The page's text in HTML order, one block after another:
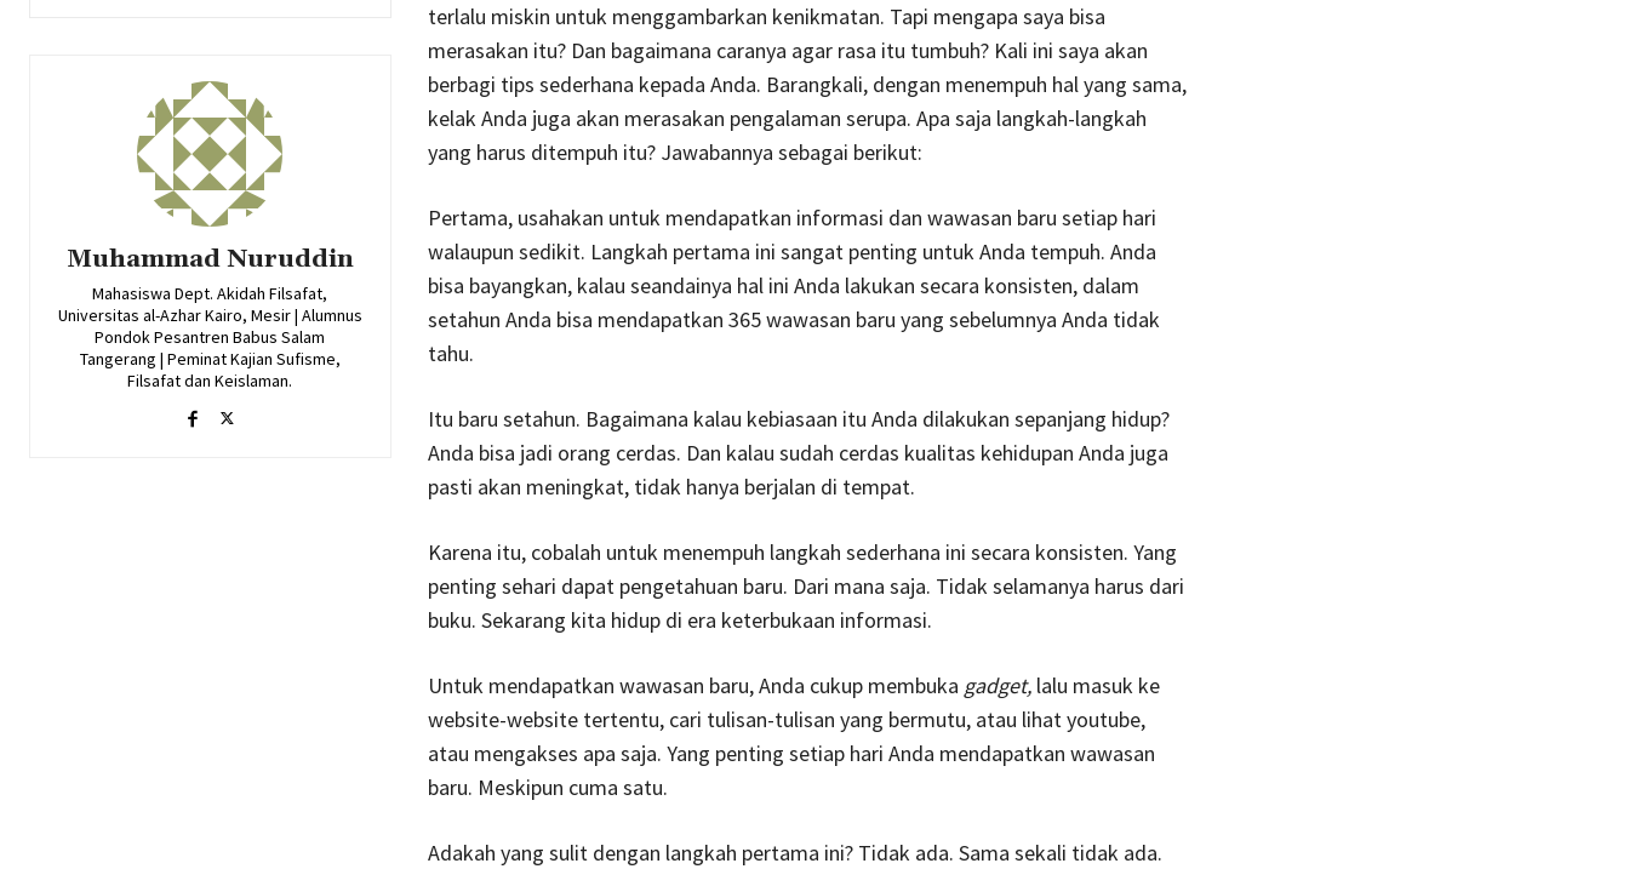
Muhammad Nuruddin
Mahasiswa Dept. Akidah Filsafat,
Universitas al-Azhar Kairo, Mesir | Alumnus
Pondok Pesantren Babus Salam
Tangerang | Peminat Kajian Sufisme,
Filsafat dan Keislaman.
terlalu miskin untuk menggambarkan kenikmatan. Tapi mengapa saya bisa
merasakan itu? Dan bagaimana caranya agar rasa itu tumbuh? Kali ini saya akan
berbagi tips sederhana kepada Anda. Barangkali, dengan menempuh hal yang sama,
kelak Anda juga akan merasakan pengalaman serupa. Apa saja langkah-langkah
yang harus ditempuh itu? Jawabannya sebagai berikut:
Pertama, usahakan untuk mendapatkan informasi dan wawasan baru setiap hari
walaupun sedikit. Langkah pertama ini sangat penting untuk Anda tempuh. Anda
bisa bayangkan, kalau seandainya hal ini Anda lakukan secara konsisten, dalam
setahun Anda bisa mendapatkan 365 wawasan baru yang sebelumnya Anda tidak
tahu.
Itu baru setahun. Bagaimana kalau kebiasaan itu Anda dilakukan sepanjang hidup?
Anda bisa jadi orang cerdas. Dan kalau sudah cerdas kualitas kehidupan Anda juga
pasti akan meningkat, tidak hanya berjalan di tempat.
Karena itu, cobalah untuk menempuh langkah sederhana ini secara konsisten. Yang
penting sehari dapat pengetahuan baru. Dari mana saja. Tidak selamanya harus dari
buku. Sekarang kita hidup di era keterbukaan informasi.
Untuk mendapatkan wawasan baru, Anda cukup membuka gadget,lalu masuk ke
website-website tertentu, cari tulisan-tulisan yang bermutu, atau lihat youtube,
atau mengakses apa saja. Yang penting setiap hari Anda mendapatkan wawasan
baru. Meskipun cuma satu.
Adakah yang sulit dengan langkah pertama ini? Tidak ada. Sama sekali tidak ada.